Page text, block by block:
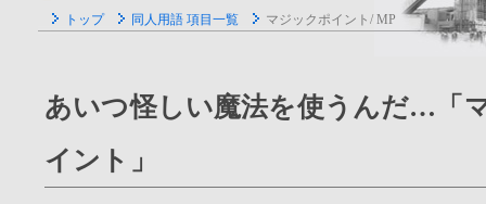
トップ 同人用語 項目一覧 マジックポイント/ MP
あいつ怪しい魔法を使うんだ…「
イント」